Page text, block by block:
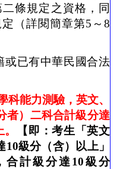
條規定之資格，同
（詳閱簡章第5 ～ 8
或已有中華民國合法
科能力測驗，英文、
者）二科合計級分達
【即：考生「英文
10級分（含）以上」
合計級分達 10級分